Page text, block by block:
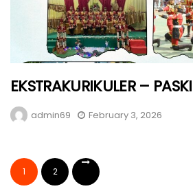
EKSTRAKURIKULER –
admin69 February 3, 2026
1 2